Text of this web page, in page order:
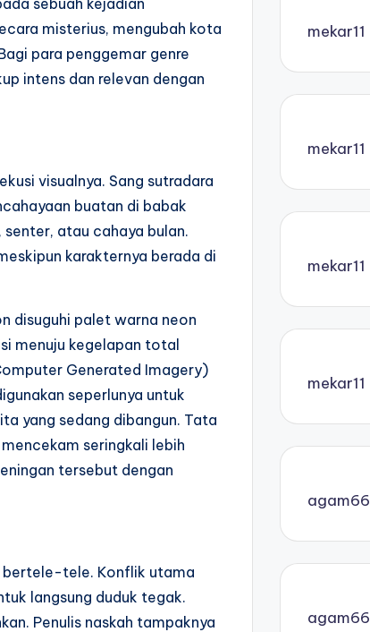
sebuah kejadian
misterius, mengubah kota
para penggemar genre
intens dan relevan dengan
visualnya. Sang sutradara
buatan di babak
atau cahaya bulan.
karakternya berada di
disuguhi palet warna neon
menuju kegelapan total
Generated Imagery)
seperlunya untuk
yang sedang dibangun. Tata
seringkali lebih
tersebut dengan
bertele-tele. Konflik utama
langsung duduk tegak.
Penulis naskah tampaknya
mekar11
mekar11
mekar11
mekar11
agam66
agam66